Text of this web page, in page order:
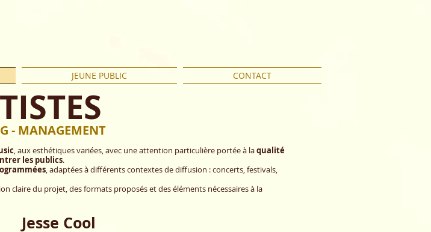
JEUNE PUBLIC CONTACT
- MANAGEMENT
, aux esthétiques variées, avec une attention particulière portée à laqualité
les publics.
, adaptées à différents contextes de diffusion : concerts, festivals,
claire du projet, des formats proposés et des éléments nécessaires à la
Jesse Cool